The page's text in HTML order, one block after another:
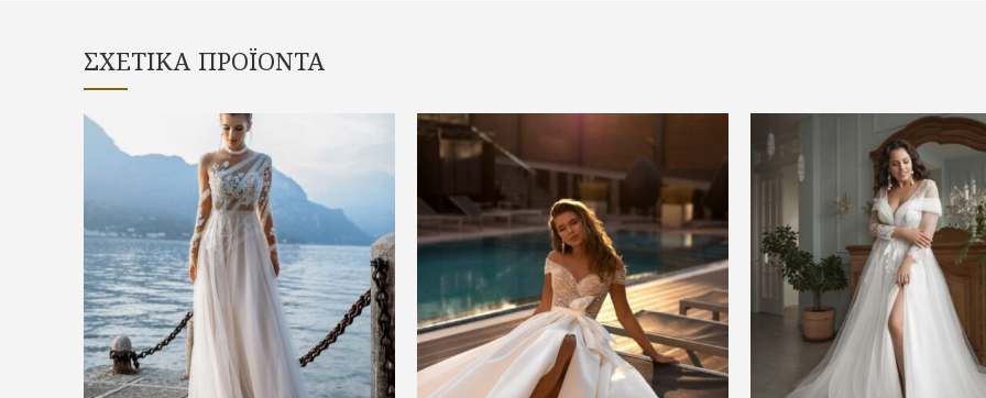
ΣΧΕΤΙΚΆ ΠΡΟΪΌΝΤΑ
€ 1.300,00
ΕΠΙΛΟΓΉ
€1.300,00
ΕΠΙΛΟΓΉ
€1.500,00
ΕΠΙΛΟΓΉ